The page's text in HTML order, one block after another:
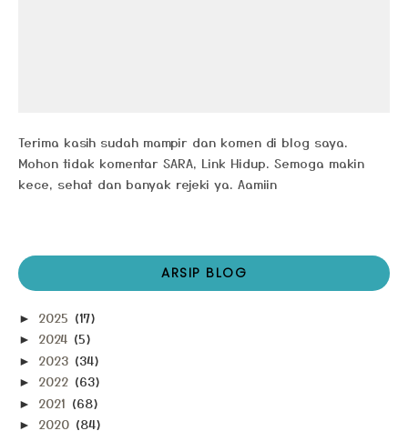
Terima kasih sudah mampir dan komen di blog saya.
Mohon tidak komentar SARA, Link Hidup. Semoga makin
kece, sehat dan banyak rejeki ya. Aamiin
ARSIP BLOG
► 2025 (17)
► 2024 (5)
► 2023 (34)
► 2022 (63)
► 2021 (68)
► 2020 (84)